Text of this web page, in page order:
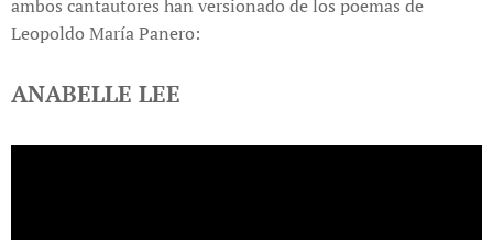
ambos cantautores han versionado de los poemas de
Leopoldo María Panero:
ANABELLE LEE